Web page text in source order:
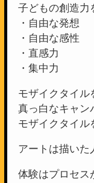
子どもの創造力
・自由な発想
・自由な感性
・直感力
・集中力
モザイクタイル
真っ白なキャン
モザイクタイル
アートは描いた
体験はプロセス